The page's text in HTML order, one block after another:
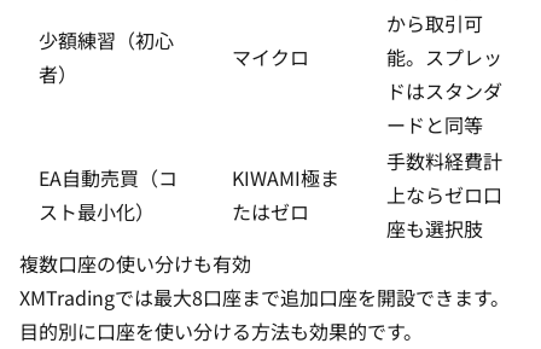
少額練習（初心
者）
マイクロ
から取引可
能。スプレッ
ドはスタンダ
ードと同等
EA自動売買（コ
スト最小化）
KIWAMI極ま
たはゼロ
手数料経費計
上ならゼロ口
座も選択肢
複数口座の使い分けも有効
XMTradingでは最大8口座まで追加口座を開設できます。
目的別に口座を使い分ける方法も効果的です。